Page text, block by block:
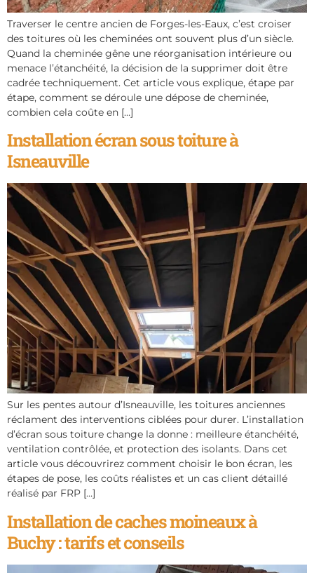
Traverser le centre ancien de Forges-les-Eaux, c’est croiser
des toitures où les cheminées ont souvent plus d’un siècle.
Quand la cheminée gêne une réorganisation intérieure ou
menace l’étanchéité, la décision de la supprimer doit être
cadrée techniquement. Cet article vous explique, étape par
étape, comment se déroule une dépose de cheminée,
combien cela coûte en […]
Installation écran sous toiture à
Isneauville
Sur les pentes autour d’Isneauville, les toitures anciennes
réclament des interventions ciblées pour durer. L’installation
d’écran sous toiture change la donne : meilleure étanchéité,
ventilation contrôlée, et protection des isolants. Dans cet
article vous découvrirez comment choisir le bon écran, les
étapes de pose, les coûts réalistes et un cas client détaillé
réalisé par FRP […]
Installation de caches moineaux à
Buchy : tarifs et conseils